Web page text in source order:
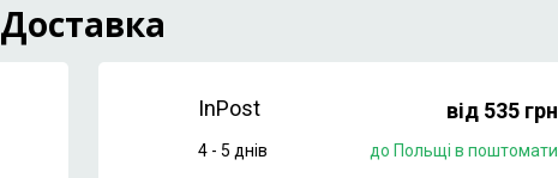
Доставка
InPost від 535 грн
4 - 5 днів до Польщі в поштомати